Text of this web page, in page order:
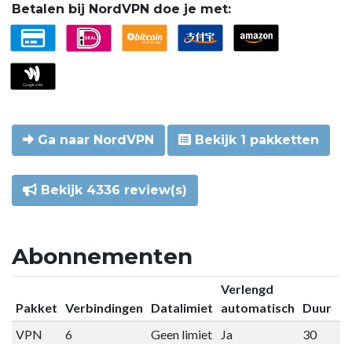
Betalen bij NordVPN doe je met:
Ga naar NordVPN Bekijk 1 pakketten
Bekijk 4336 review(s)
Abonnementen
Pakket Verbindingen Datalimiet
Verlengd
automatisch
Duur
VPN
6 Geen limiet Ja
30